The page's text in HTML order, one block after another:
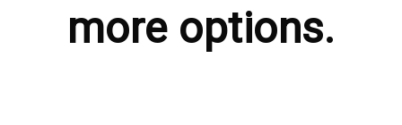
more options.